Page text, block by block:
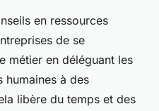
en ressources
de se
métier en déléguant les
humaines à des
libère du temps et des